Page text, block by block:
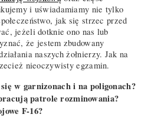
i uświadamiamy nie tylko
jak się strzec przed
jeżeli dotknie ono nas lub
że jestem zbudowany
naszych żołnierzy. Jak na
nieoczywisty egzamin.
w garnizonach i na poligonach?
patrole rozminowania?
F-16?